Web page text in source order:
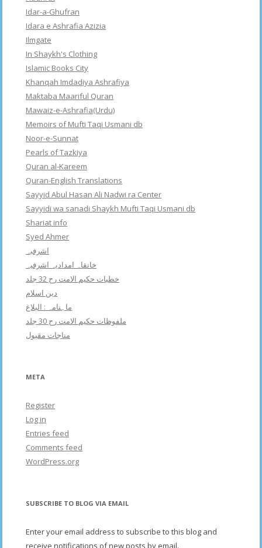
Idar-a-Ghufran
Idara e Ashrafia Azizia
Ilmgate
In Shaykh's Clothing
Islamic Books City
Khanqah Imdadiya Ashrafiya
Maktaba Maariful Quran
Mawaiz-e-Ashrafia(Urdu)
Memoirs of Mufti Taqi Usmani db
Noor-e-Sunnat
Pearls of Tazkiya
Quran al-Kareem
Quran-English Translations
Sayyid Abul Hasan Ali Nadwi ra Center
Sayyidi wa sanadi Shaykh Mufti Taqi Usmani db
Shariat info
Syed Ahmer
اشرفبہ
خانقاہ امدادیہ اشرفیہ
خطبات حکیم الامت رح 32 جلد
دین اسلام
ماہنامہ : البلاغ
ملفوظات حکیم الامت رح 30 جلد
مناجات مقبول
META
Register
Log in
Entries feed
Comments feed
WordPress.org
SUBSCRIBE TO BLOG VIA EMAIL
Enter your email address to subscribe to this blog and
receive notifications of new posts by email.